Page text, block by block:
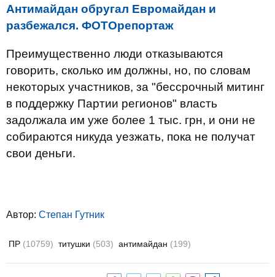
Антимайдан обругал Евромайдан и
разбежался. ФОТОрепортаж
Преимущественно люди отказываются
говорить, сколько им должны, но, по словам
некоторых участников, за "бессрочный митинг
в поддержку Партии регионов" власть
задолжала им уже более 1 тыс. грн, и они не
собираются никуда уезжать, пока не получат
свои деньги.
Автор: Степан Гутник
ПР (10759) титушки (503) антимайдан (199)